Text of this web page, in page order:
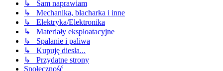
↳ Sam naprawiam
↳ Mechanika, blacharka i inne
↳ Elektryka/Elektronika
↳ Materiały eksploatacyjne
↳ Spalanie i paliwa
↳ Kupuję diesla...
↳ Przydatne strony
Społeczność